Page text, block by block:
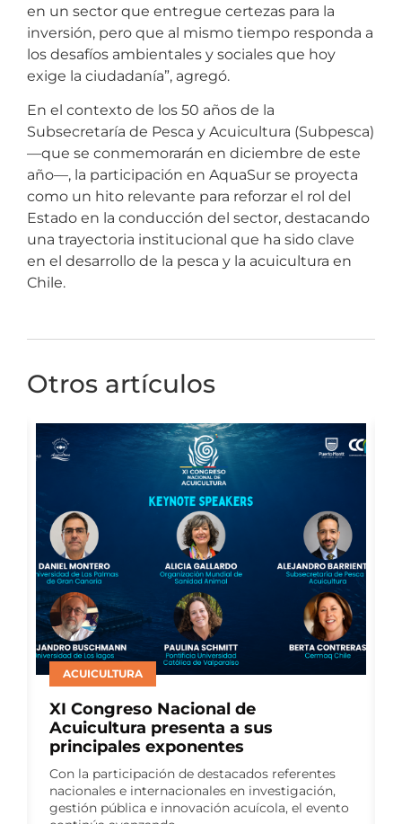
en un sector que entregue certezas para la
inversión, pero que al mismo tiempo responda a
los desafíos ambientales y sociales que hoy
exige la ciudadanía”, agregó.
En el contexto de los 50 años de la
Subsecretaría de Pesca y Acuicultura (Subpesca)
—que se conmemorarán en diciembre de este
año—, la participación en AquaSur se proyecta
como un hito relevante para reforzar el rol del
Estado en la conducción del sector, destacando
una trayectoria institucional que ha sido clave
en el desarrollo de la pesca y la acuicultura en
Chile.
Otros artículos
SALMONICULTURA
Consejo del Salmón presenta nuevo
Reporte de Impacto Sostenible y
consolida seis años de medición
continua
El sexto Reporte de Impacto Sostenible reúne
más de 140 indicadores y da continuidad a un